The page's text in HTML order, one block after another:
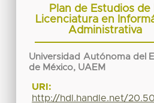
Plan de Estudios de
Licenciatura en
Administrativa
Universidad Autónoma del
de México, UAEM
URI:
http://hdl.handle.net/